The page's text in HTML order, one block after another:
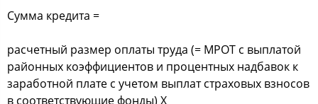
Сумма кредита =
расчетный размер оплаты труда (= МРОТ с выплатой
районных коэффициентов и процентных надбавок к
заработной плате с учетом выплат страховых взносов
в соответствующие фонды) Х